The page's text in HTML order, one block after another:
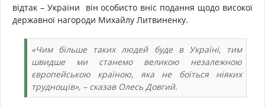
відтак – України він особисто вніс подання щодо високої
державної нагороди Михайлу Литвиненку.
«Чим більше таких людей буде в Україні, тим
швидше ми станемо великою незалежною
європейською країною, яка не боїться ніяких
труднощів», – сказав Олесь Довгий.